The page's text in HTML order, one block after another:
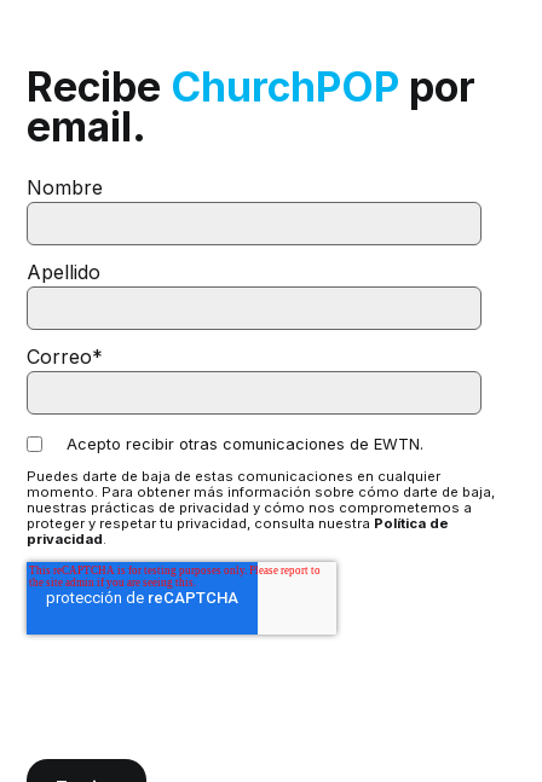
Recibe ChurchPOP por
email.
Nombre
Apellido
Correo*
Acepto recibir otras comunicaciones de EWTN.
Puedes darte de baja de estas comunicaciones en cualquier
momento. Para obtener más información sobre cómo darte de baja,
nuestras prácticas de privacidad y cómo nos comprometemos a
proteger y respetar tu privacidad, consulta nuestra Política de
privacidad.